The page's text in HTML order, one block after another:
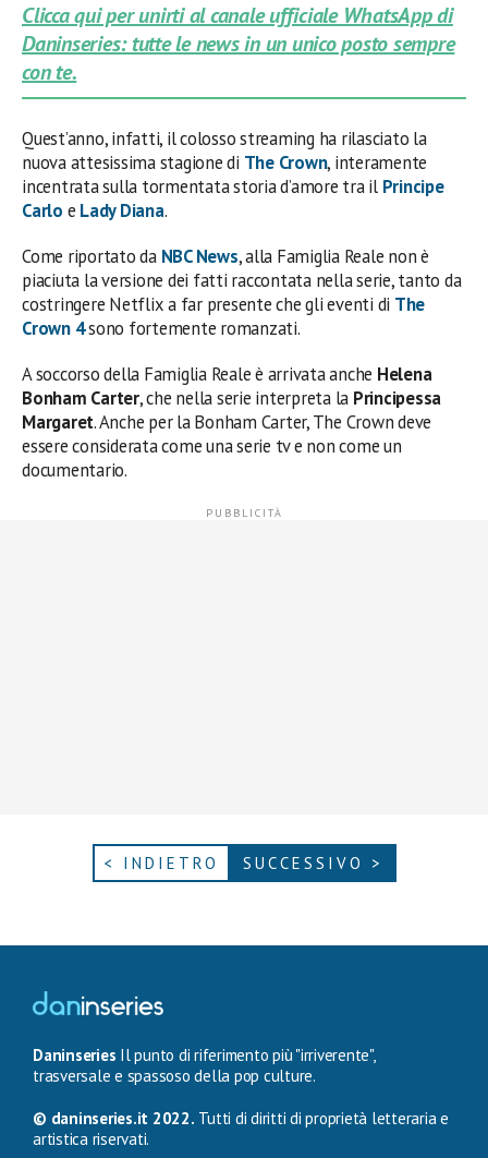
Clicca qui per unirti al canale ufficiale WhatsApp di
Daninseries: tutte le news in un unico posto sempre
con te.
Quest’anno, infatti, il colosso streaming ha rilasciato la
nuova attesissima stagione di The Crown, interamente
incentrata sulla tormentata storia d’amore tra il Principe
Carlo e Lady Diana.
Come riportato da NBC News, alla Famiglia Reale non è
piaciuta la versione dei fatti raccontata nella serie, tanto da
costringere Netflix a far presente che gli eventi di The
Crown 4sono fortemente romanzati.
A soccorso della Famiglia Reale è arrivata anche Helena
Bonham Carter, che nella serie interpreta la Principessa
Margaret. Anche per la Bonham Carter, The Crown deve
essere considerata come una serie tv e non come un
documentario.
< INDIETRO SUCCESSIVO >
Daninseries Il punto di riferimento più "irriverente",
trasversale e spassoso della pop culture.
© daninseries.it 2022. Tutti di diritti di proprietà letteraria e
artistica riservati.